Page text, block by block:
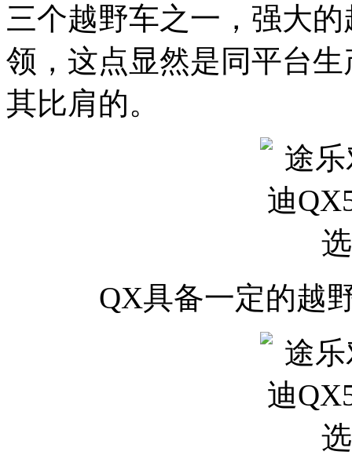
三个越野车之一，强大
领，这点显然是同平台
其比肩的。
QX具备一定的越